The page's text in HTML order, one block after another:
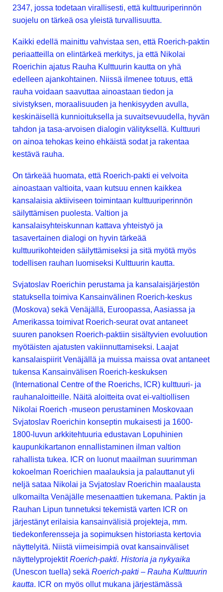
2347, jossa todetaan virallisesti, että kulttuuriperinnön
suojelu on tärkeä osa yleistä turvallisuutta.
Kaikki edellä mainittu vahvistaa sen, että Roerich-paktin
periaatteilla on elintärkeä merkitys, ja että Nikolai
Roerichin ajatus Rauha Kulttuurin kautta on yhä
edelleen ajankohtainen. Niissä ilmenee totuus, että
rauha voidaan saavuttaa ainoastaan tiedon ja
sivistyksen, moraalisuuden ja henkisyyden avulla,
keskinäisellä kunnioituksella ja suvaitsevuudella, hyvän
tahdon ja tasa-arvoisen dialogin välityksellä. Kulttuuri
on ainoa tehokas keino ehkäistä sodat ja rakentaa
kestävä rauha.
On tärkeää huomata, että Roerich-pakti ei velvoita
ainoastaan valtioita, vaan kutsuu ennen kaikkea
kansalaisia aktiiviseen toimintaan kulttuuriperinnön
säilyttämisen puolesta. Valtion ja
kansalaisyhteiskunnan kattava yhteistyö ja
tasavertainen dialogi on hyvin tärkeää
kulttuurikohteiden säilyttämiseksi ja sitä myötä myös
todellisen rauhan luomiseksi Kulttuurin kautta.
Svjatoslav Roerichin perustama ja kansalaisjärjestön
statuksella toimiva Kansainvälinen Roerich-keskus
(Moskova) sekä Venäjällä, Euroopassa, Aasiassa ja
Amerikassa toimivat Roerich-seurat ovat antaneet
suuren panoksen Roerich-paktiin sisältyvien evoluution
myötäisten ajatusten vakiinnuttamiseksi. Laajat
kansalaispiirit Venäjällä ja muissa maissa ovat antaneet
tukensa Kansainvälisen Roerich-keskuksen
(International Centre of the Roerichs, ICR) kulttuuri- ja
rauhanaloitteille. Näitä aloitteita ovat ei-valtiollisen
Nikolai Roerich -museon perustaminen Moskovaan
Svjatoslav Roerichin konseptin mukaisesti ja 1600-
1800-luvun arkkitehtuuria edustavan Lopuhinien
kaupunkikartanon ennallistaminen ilman valtion
rahallista tukea. ICR on luonut maailman suurimman
kokoelman Roerichien maalauksia ja palauttanut yli
neljä sataa Nikolai ja Svjatoslav Roerichin maalausta
ulkomailta Venäjälle mesenaattien tukemana. Paktin ja
Rauhan Lipun tunnetuksi tekemistä varten ICR on
järjestänyt erilaisia kansainvälisiä projekteja, mm.
tiedekonferensseja ja sopimuksen historiasta kertovia
näyttelyitä. Niistä viimeisimpiä ovat kansainväliset
näyttelyprojektitRoerich-pakti. Historia ja nykyaika
(Unescon tuella) sekä Roerich-pakti – Rauha Kulttuurin
kautta. ICR on myös ollut mukana järjestämässä